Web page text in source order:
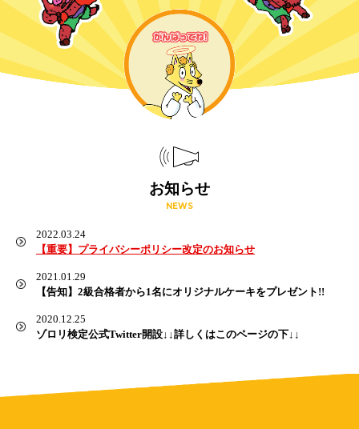
お知らせ
NEWS
2022.03.24
【重要】プライバシーポリシー改定のお知らせ
2021.01.29
【告知】2級合格者から1名にオリジナルケーキをプレゼント!!
2020.12.25
ゾロリ検定公式Twitter開設↓↓詳しくはこのページの下↓↓